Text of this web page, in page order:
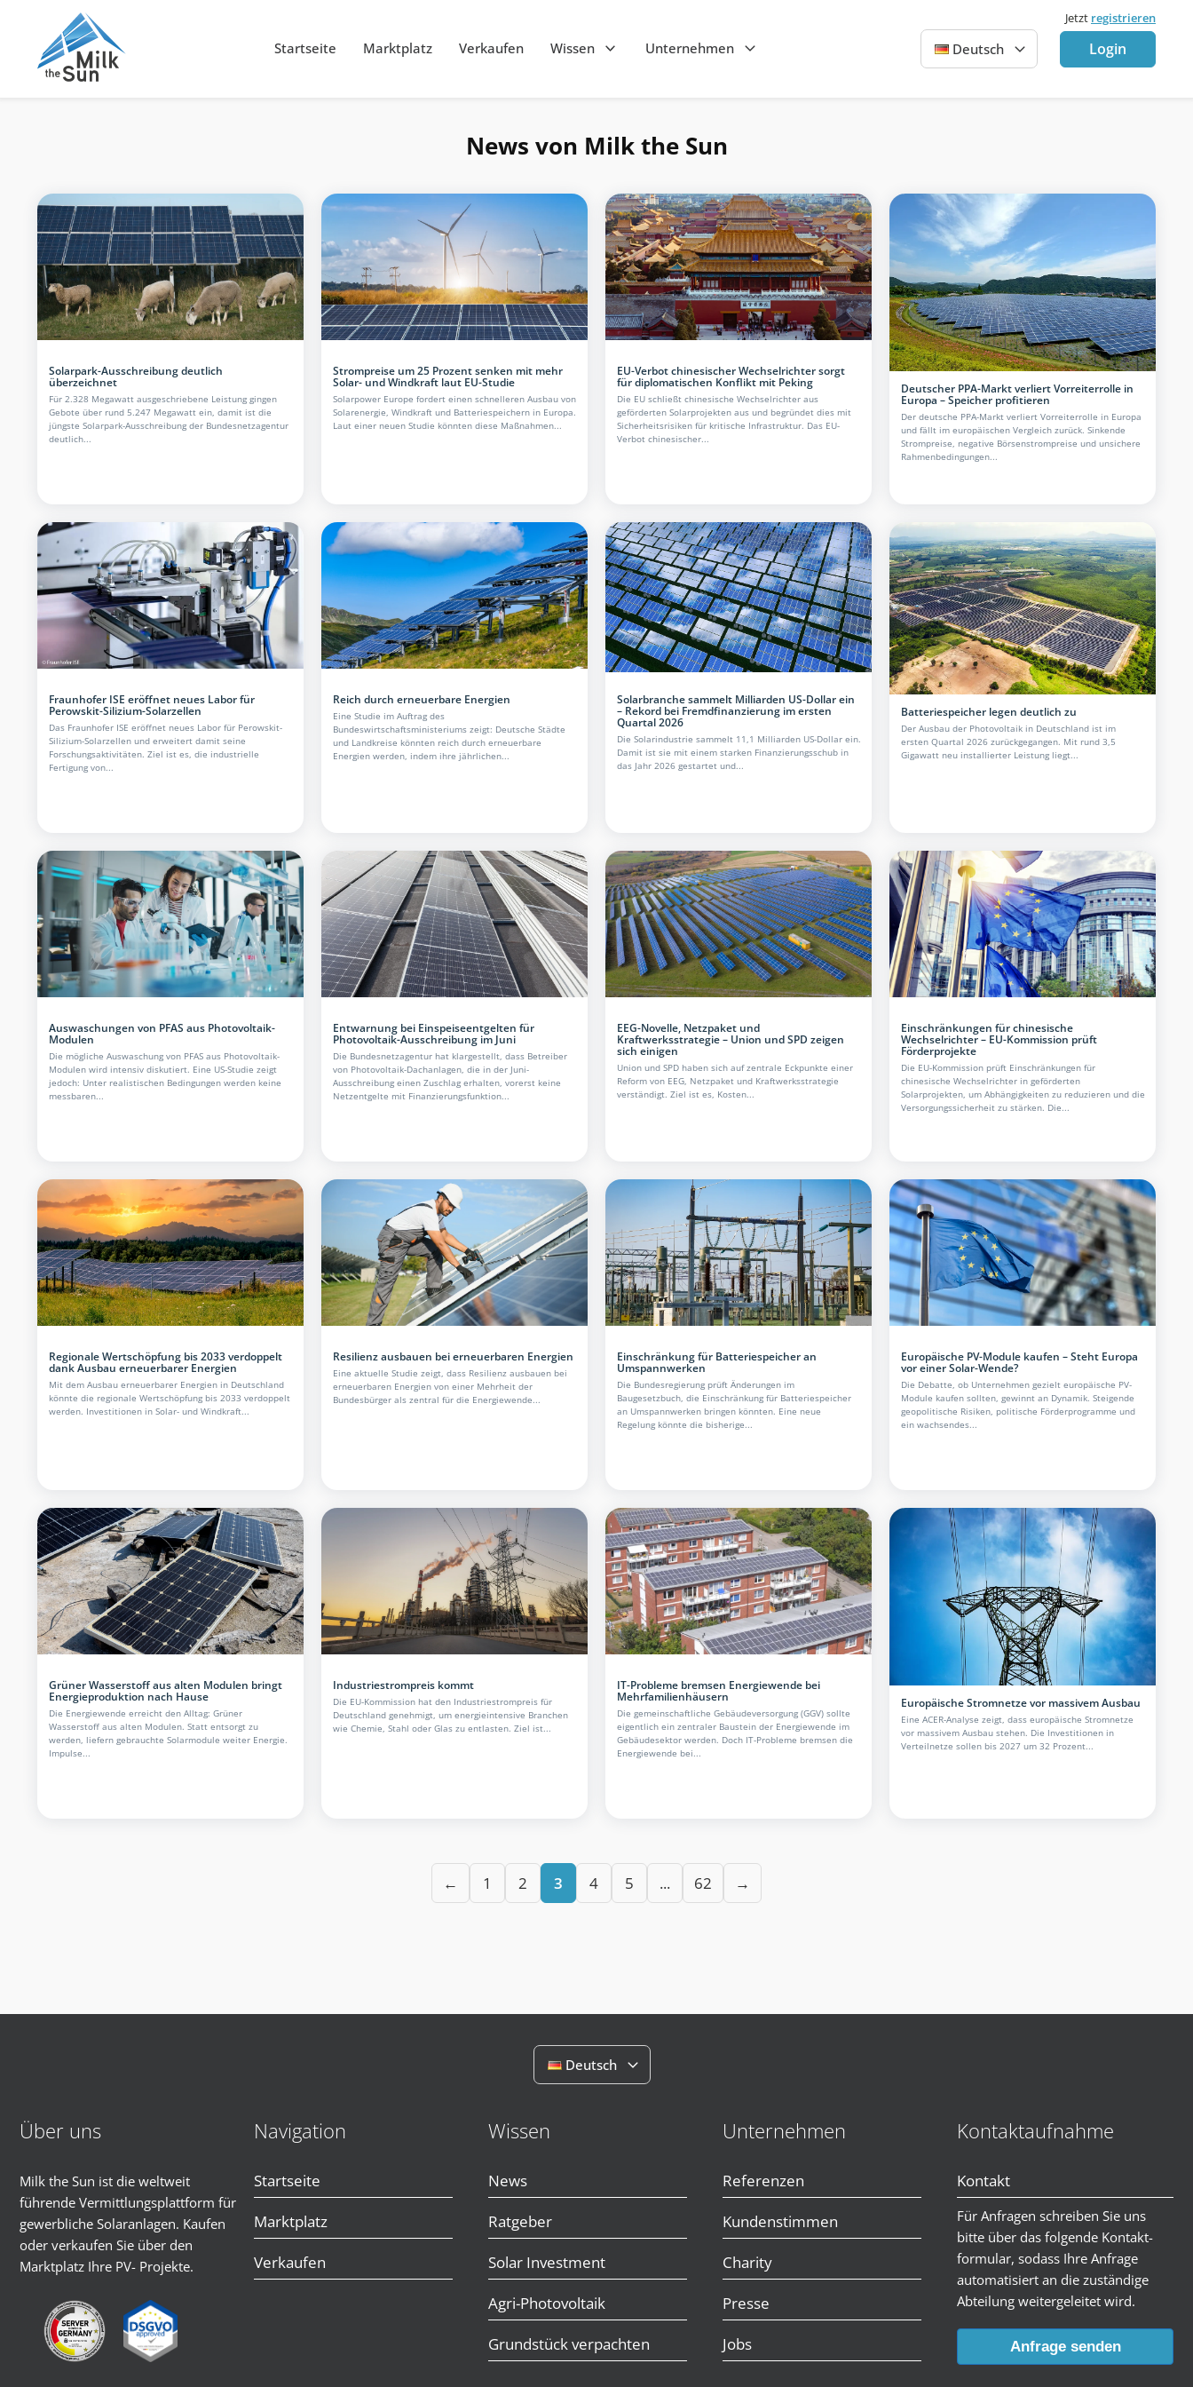
Startseite Marktplatz Verkaufen Wissen Unternehmen Deutsch
Jetzt registrieren
Login
News von Milk the Sun
Solarpark-Ausschreibung deutlich
überzeichnet
Für 2.328 Megawatt ausgeschriebene Leistung gingen
Gebote über rund 5.247 Megawatt ein, damit ist die
jüngste Solarpark-Ausschreibung der Bundesnetzagentur
deutlich...
Strompreise um 25 Prozent senken mit mehr
Solar- und Windkraft laut EU-Studie
Solarpower Europe fordert einen schnelleren Ausbau von
Solarenergie, Windkraft und Batteriespeichern in Europa.
Laut einer neuen Studie könnten diese Maßnahmen...
EU-Verbot chinesischer Wechselrichter sorgt
für diplomatischen Konflikt mit Peking
Die EU schließt chinesische Wechselrichter aus
geförderten Solarprojekten aus und begründet dies mit
Sicherheitsrisiken für kritische Infrastruktur. Das EU-
Verbot chinesischer...
Deutscher PPA-Markt verliert Vorreiterrolle in
Europa – Speicher profitieren
Der deutsche PPA-Markt verliert Vorreiterrolle in Europa
und fällt im europäischen Vergleich zurück. Sinkende
Strompreise, negative Börsenstrompreise und unsichere
Rahmenbedingungen...
Fraunhofer ISE eröffnet neues Labor für
Perowskit-Silizium-Solarzellen
Das Fraunhofer ISE eröffnet neues Labor für Perowskit-
Silizium-Solarzellen und erweitert damit seine
Forschungsaktivitäten. Ziel ist es, die industrielle
Fertigung von...
Reich durch erneuerbare Energien
Eine Studie im Auftrag des
Bundeswirtschaftsministeriums zeigt: Deutsche Städte
und Landkreise könnten reich durch erneuerbare
Energien werden, indem ihre jährlichen...
Solarbranche sammelt Milliarden US-Dollar ein
– Rekord bei Fremdfinanzierung im ersten
Quartal 2026
Die Solarindustrie sammelt 11,1 Milliarden US-Dollar ein.
Damit ist sie mit einem starken Finanzierungsschub in
das Jahr 2026 gestartet und...
Batteriespeicher legen deutlich zu
Der Ausbau der Photovoltaik in Deutschland ist im
ersten Quartal 2026 zurückgegangen. Mit rund 3,5
Gigawatt neu installierter Leistung liegt...
Auswaschungen von PFAS aus Photovoltaik-
Modulen
Die mögliche Auswaschung von PFAS aus Photovoltaik-
Modulen wird intensiv diskutiert. Eine US-Studie zeigt
jedoch: Unter realistischen Bedingungen werden keine
messbaren...
Entwarnung bei Einspeiseentgelten für
Photovoltaik-Ausschreibung im Juni
Die Bundesnetzagentur hat klargestellt, dass Betreiber
von Photovoltaik-Dachanlagen, die in der Juni-
Ausschreibung einen Zuschlag erhalten, vorerst keine
Netzentgelte mit Finanzierungsfunktion...
EEG-Novelle, Netzpaket und
Kraftwerksstrategie – Union und SPD zeigen
sich einigen
Union und SPD haben sich auf zentrale Eckpunkte einer
Reform von EEG, Netzpaket und Kraftwerksstrategie
verständigt. Ziel ist es, Kosten...
Einschränkungen für chinesische
Wechselrichter – EU-Kommission prüft
Förderprojekte
Die EU-Kommission prüft Einschränkungen für
chinesische Wechselrichter in geförderten
Solarprojekten, um Abhängigkeiten zu reduzieren und die
Versorgungssicherheit zu stärken. Die...
Regionale Wertschöpfung bis 2033 verdoppelt
dank Ausbau erneuerbarer Energien
Mit dem Ausbau erneuerbarer Energien in Deutschland
könnte die regionale Wertschöpfung bis 2033 verdoppelt
werden. Investitionen in Solar- und Windkraft...
Resilienz ausbauen bei erneuerbaren Energien
Eine aktuelle Studie zeigt, dass Resilienz ausbauen bei
erneuerbaren Energien von einer Mehrheit der
Bundesbürger als zentral für die Energiewende...
Einschränkung für Batteriespeicher an
Umspannwerken
Die Bundesregierung prüft Änderungen im
Baugesetzbuch, die Einschränkung für Batteriespeicher
an Umspannwerken bringen könnten. Eine neue
Regelung könnte die bisherige...
Europäische PV-Module kaufen – Steht Europa
vor einer Solar-Wende?
Die Debatte, ob Unternehmen gezielt europäische PV-
Module kaufen sollten, gewinnt an Dynamik. Steigende
geopolitische Risiken, politische Förderprogramme und
ein wachsendes...
Grüner Wasserstoff aus alten Modulen bringt
Energieproduktion nach Hause
Die Energiewende erreicht den Alltag: Grüner
Wasserstoff aus alten Modulen. Statt entsorgt zu
werden, liefern gebrauchte Solarmodule weiter Energie.
Impulse...
Industriestrompreis kommt
Die EU-Kommission hat den Industriestrompreis für
Deutschland genehmigt, um energieintensive Branchen
wie Chemie, Stahl oder Glas zu entlasten. Ziel ist...
IT-Probleme bremsen Energiewende bei
Mehrfamilienhäusern
Die gemeinschaftliche Gebäudeversorgung (GGV) sollte
eigentlich ein zentraler Baustein der Energiewende im
Gebäudesektor werden. Doch IT-Probleme bremsen die
Energiewende bei...
Europäische Stromnetze vor massivem Ausbau
Eine ACER-Analyse zeigt, dass europäische Stromnetze
vor massivem Ausbau stehen. Die Investitionen in
Verteilnetze sollen bis 2027 um 32 Prozent...
← 1 2 3 4 5 ... 62 →
Deutsch
Über uns
Milk the Sun ist die weltweit
führende Vermittlungsplattform für
gewerbliche Solaranlagen. Kaufen
oder verkaufen Sie über den
Marktplatz Ihre PV- Projekte.
Navigation
Startseite
Marktplatz
Verkaufen
Wissen
News
Ratgeber
Solar Investment
Agri-Photovoltaik
Grundstück verpachten
Unternehmen
Referenzen
Kundenstimmen
Charity
Presse
Jobs
Kontaktaufnahme
Kontakt
Für Anfragen schreiben Sie uns
bitte über das folgende Kontakt-
formular, sodass Ihre Anfrage
automatisiert an die zuständige
Abteilung weitergeleitet wird.
Anfrage senden